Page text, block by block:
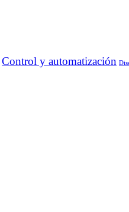
Control y automatización